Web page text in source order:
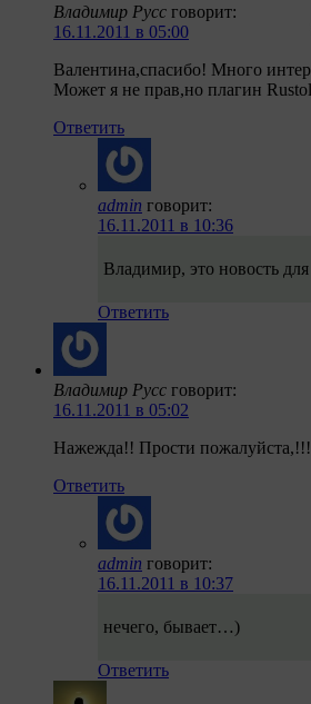
Владимир Русс говорит:
16.11.2011 в 05:00
Валентина,спасибо! Много
Может я не прав,но плагин
Ответить
admin говорит:
16.11.2011 в 10:36
Владимир, это новость
Ответить
Владимир Русс говорит:
16.11.2011 в 05:02
Нажежда!! Прости пожалуйста,!!!
Ответить
admin говорит:
16.11.2011 в 10:37
нечего, бывает…)
Ответить